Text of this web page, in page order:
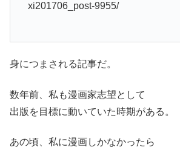
xi201706_post-9955/
身につまされる記事だ。
数年前、私も漫画家志望として
出版を目標に動いていた時期がある。
あの頃、私に漫画しかなかったら